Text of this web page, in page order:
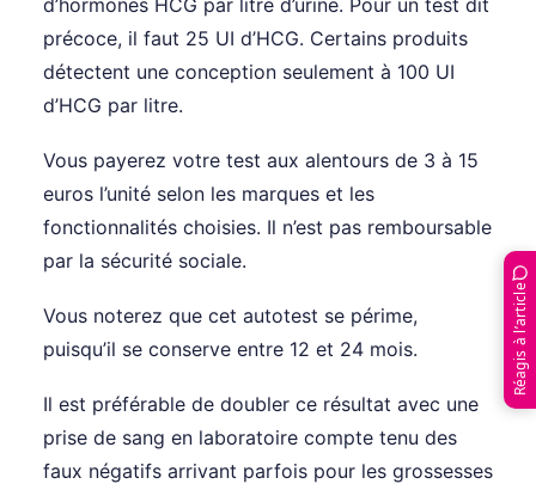
précoce, il faut 25 UI d’HCG. Certains produits
détectent une conception seulement à 100 UI
d’HCG par litre.
Vous payerez votre test aux alentours de 3 à 15
euros l’unité selon les marques et les
fonctionnalités choisies. Il n’est pas remboursable
par la sécurité sociale.
Vous noterez que cet autotest se périme,
puisqu’il se conserve entre 12 et 24 mois.
Il est préférable de doubler ce résultat avec une
prise de sang en laboratoire compte tenu des
faux négatifs arrivant parfois pour les grossesses
Réagis à l’article